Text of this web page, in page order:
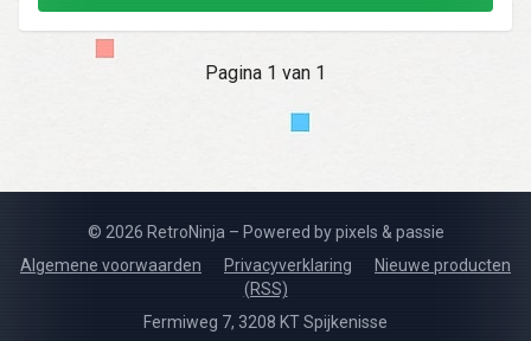
Pagina 1 van 1
© 2026 RetroNinja – Powered by pixels & passie
Algemene voorwaarden
Privacyverklaring
Nieuwe producten
(RSS)
Fermiweg 7, 3208 KT Spijkenisse